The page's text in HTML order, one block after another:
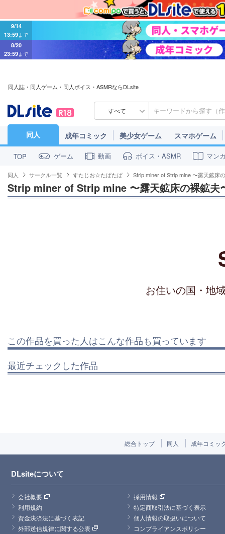
9/14
13:59まで
8/20
23:59まで
同人誌・同人ゲーム・同人ボイス・ASMRならDLsite
すべて
同人 成年コミック 美少女ゲーム スマホゲーム
TOP ゲーム 動画 ボイス・ASMR マン
同人 サークル一覧 すたじお☆たぱたぱ Strip miner of Strip mine 〜露天鉱床
Strip miner of Strip mine 〜露天鉱床の裸鉱夫
お住いの国・地
この作品を買った人はこんな作品も買っています
最近チェックした作品
総合トップ 同人 成年コミッ
DLsiteについて
会社概要
採用情報
利用規約
特定商取引法に基づく表示
資金決済法に基づく表記
個人情報の取扱いについて
外部送信規律に関する公表
コンプライアンスポリシー